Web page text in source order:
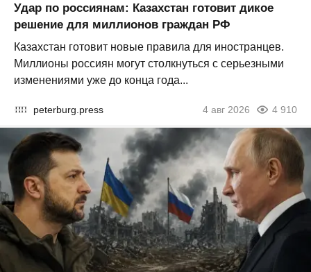
Удар по россиянам: Казахстан готовит дикое
решение для миллионов граждан РФ
Казахстан готовит новые правила для иностранцев.
Миллионы россиян могут столкнуться с серьезными
изменениями уже до конца года...
peterburg.press 4 авг 2026 4 910